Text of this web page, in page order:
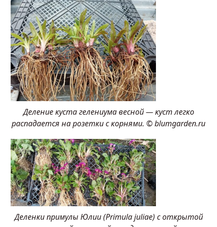
Деление куста гелениума весной — куст легко
распадается на розетки с корнями. © blumgarden.ru
Деленки примулы Юлии (Primula juliae) с открытой